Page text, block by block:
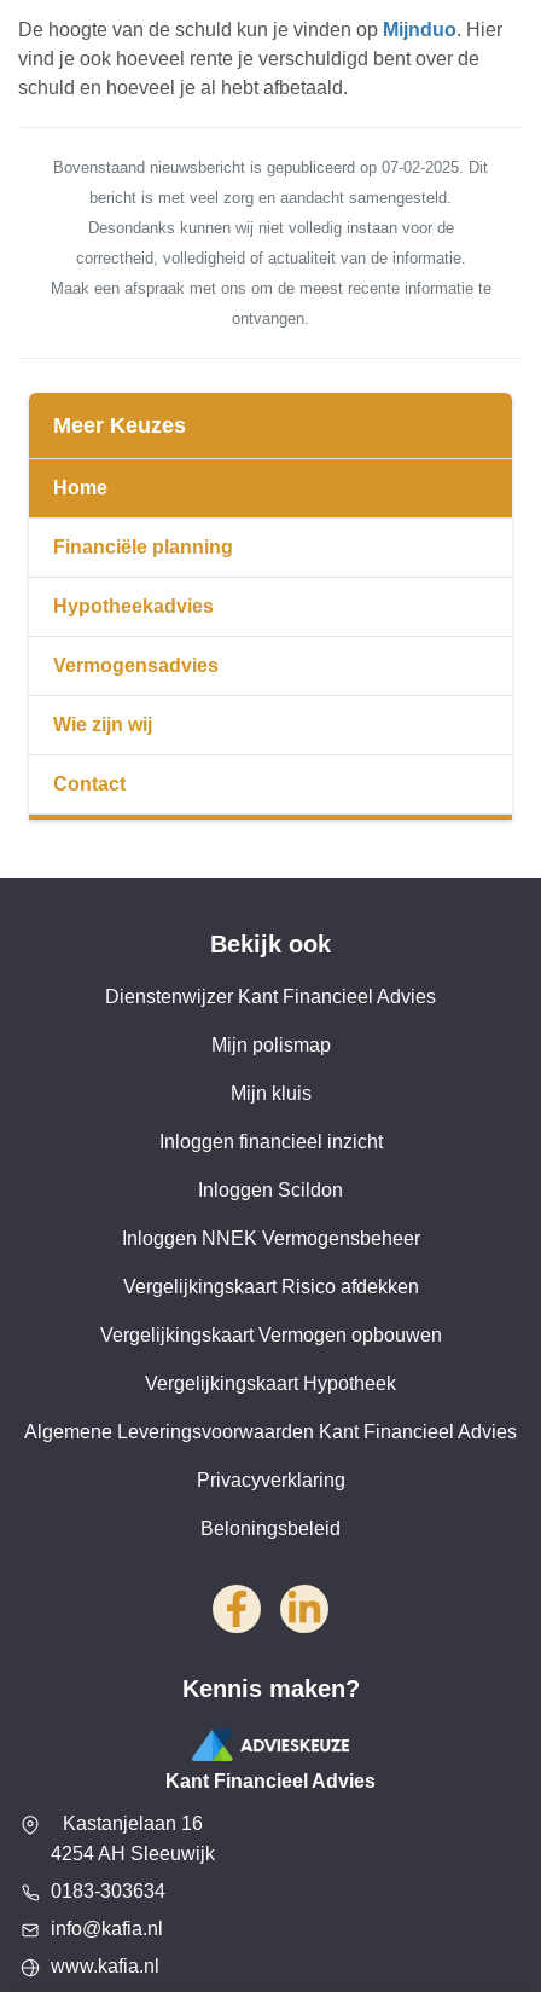
De hoogte van de schuld kun je vinden op Mijnduo. Hier
vind je ook hoeveel rente je verschuldigd bent over de
schuld en hoeveel je al hebt afbetaald.
Bovenstaand nieuwsbericht is gepubliceerd op 07-02-2025. Dit
bericht is met veel zorg en aandacht samengesteld.
Desondanks kunnen wij niet volledig instaan voor de
correctheid, volledigheid of actualiteit van de informatie.
Maak een afspraak met ons om de meest recente informatie te
ontvangen.
Meer Keuzes
Home
Financiële planning
Hypotheekadvies
Vermogensadvies
Wie zijn wij
Contact
Bekijk ook
Dienstenwijzer Kant Financieel Advies
Mijn polismap
Mijn kluis
Inloggen financieel inzicht
Inloggen Scildon
Inloggen NNEK Vermogensbeheer
Vergelijkingskaart Risico afdekken
Vergelijkingskaart Vermogen opbouwen
Vergelijkingskaart Hypotheek
Algemene Leveringsvoorwaarden Kant Financieel Advies
Privacyverklaring
Beloningsbeleid
Kennis maken?
Kant Financieel Advies
Kastanjelaan 16
4254 AH Sleeuwijk
0183-303634
info@kafia.nl
www.kafia.nl